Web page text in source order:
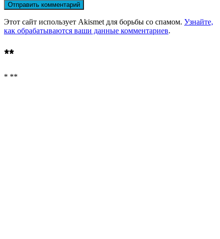
Этот сайт использует Akismet для борьбы со спамом. Узнайте,
как обрабатываются ваши данные комментариев.
**
* **